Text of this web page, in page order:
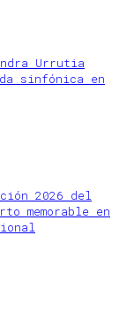
Urrutia
sinfónica en
2026 del
memorable en